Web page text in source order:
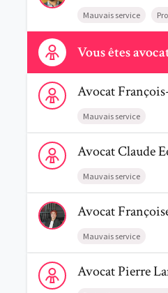
Mauvais service
Vous êtes
Contactez-nous
Voir le profil de
Avocat
Mauvais service
Voir le profil de AvocatClaude
AvocatClaude
Mauvais service
Voir le profil de
Avocat
Mauvais service
Voir le profil de AvocatPierre
AvocatPierre